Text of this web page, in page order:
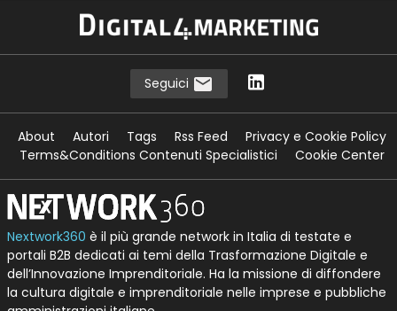
Seguici
About Autori Tags Rss Feed
Privacy e Cookie Policy
Terms&Conditions Contenuti Specialistici
Cookie Center
Nextwork360 è il più grande network in Italia di testate e
portali B2B dedicati ai temi della Trasformazione Digitale e
dell’Innovazione Imprenditoriale. Ha la missione di diffondere
la cultura digitale e imprenditoriale nelle imprese e pubbliche